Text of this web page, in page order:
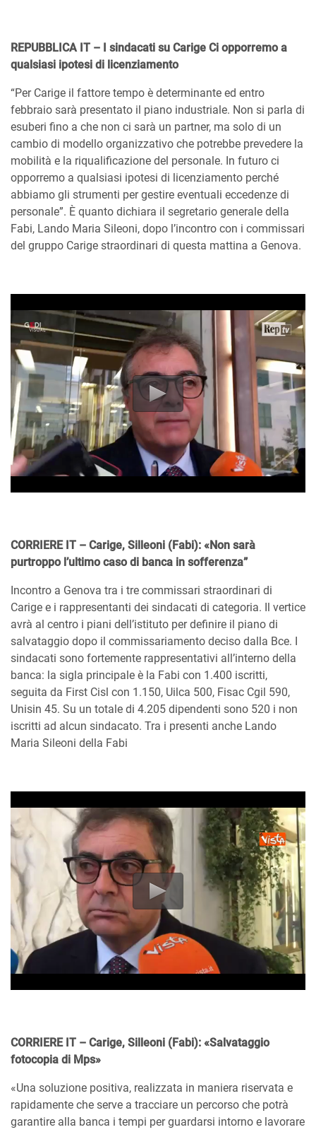
REPUBBLICA IT – I sindacati su Carige Ci opporremo a
qualsiasi ipotesi di licenziamento
“Per Carige il fattore tempo è determinante ed entro
febbraio sarà presentato il piano industriale. Non si parla di
esuberi fino a che non ci sarà un partner, ma solo di un
cambio di modello organizzativo che potrebbe prevedere la
mobilità e la riqualificazione del personale. In futuro ci
opporremo a qualsiasi ipotesi di licenziamento perché
abbiamo gli strumenti per gestire eventuali eccedenze di
personale”. È quanto dichiara il segretario generale della
Fabi, Lando Maria Sileoni, dopo l’incontro con i commissari
del gruppo Carige straordinari di questa mattina a Genova.
CORRIERE IT – Carige, Silleoni (Fabi): «Non sarà
purtroppo l’ultimo caso di banca in sofferenza”
Incontro a Genova tra i tre commissari straordinari di
Carige e i rappresentanti dei sindacati di categoria. Il vertice
avrà al centro i piani dell’istituto per definire il piano di
salvataggio dopo il commissariamento deciso dalla Bce. I
sindacati sono fortemente rappresentativi all’interno della
banca: la sigla principale è la Fabi con 1.400 iscritti,
seguita da First Cisl con 1.150, Uilca 500, Fisac Cgil 590,
Unisin 45. Su un totale di 4.205 dipendenti sono 520 i non
iscritti ad alcun sindacato. Tra i presenti anche Lando
Maria Sileoni della Fabi
CORRIERE IT – Carige, Silleoni (Fabi): «Salvataggio
fotocopia di Mps»
«Una soluzione positiva, realizzata in maniera riservata e
rapidamente che serve a tracciare un percorso che potrà
garantire alla banca i tempi per guardarsi intorno e lavorare